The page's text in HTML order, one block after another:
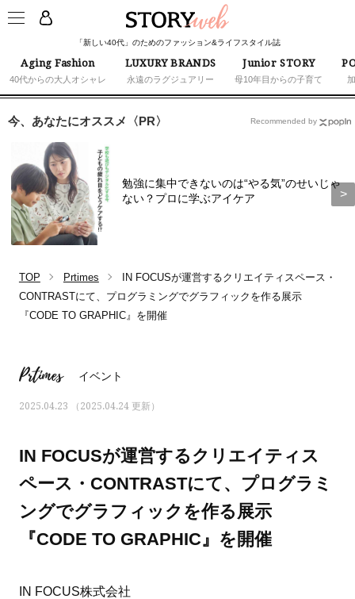
「新しい40代」のためのファッション&ライフスタイル誌
Aging Fashion
40代からの大人オシャレ
LUXURY BRANDS
永遠のラグジュアリー
Junior STORY
母10年目からの子育て
今、あなたにオススメ〈PR〉
勉強に集中できないのは“やる気”のせいじゃ
ない？プロに学ぶアイケア
Recommended by
TOP Prtimes
IN FOCUSが運営するクリエイティスペース・
CONTRASTにて、プログラミングでグラフィックを作る展示
『CODE TO GRAPHIC』を開催
Prtimes イベント
2025.04.23 （2025.04.24 更新）
IN FOCUSが運営するクリエイティス
ペース・CONTRASTにて、プログラミ
ングでグラフィックを作る展示
『CODE TO GRAPHIC』を開催
IN FOCUS株式会社